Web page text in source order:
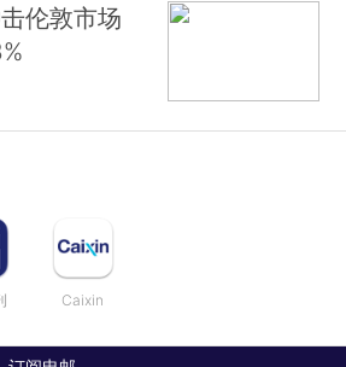
伦敦市场
Caixin